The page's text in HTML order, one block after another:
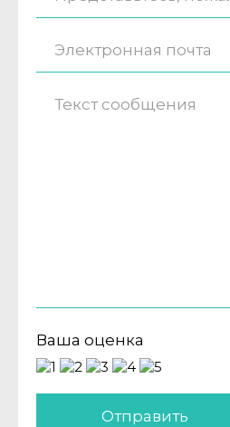
Ваша оценка
Отправить